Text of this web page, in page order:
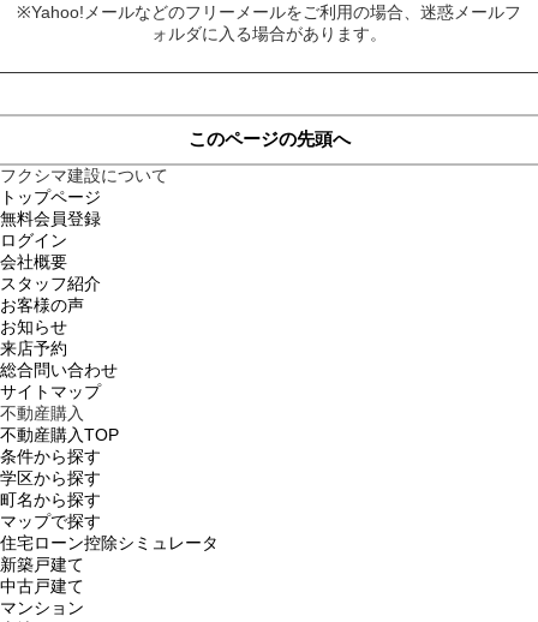
※Yahoo!メールなどのフリーメールをご利用の場合、迷惑メールフ
ォルダに入る場合があります。
このページの先頭へ
フクシマ建設について
トップページ
無料会員登録
ログイン
会社概要
スタッフ紹介
お客様の声
お知らせ
来店予約
総合問い合わせ
サイトマップ
不動産購入
不動産購入TOP
条件から探す
学区から探す
町名から探す
マップで探す
住宅ローン控除シミュレータ
新築戸建て
中古戸建て
マンション